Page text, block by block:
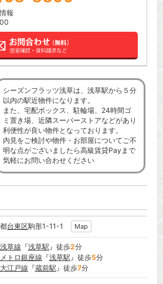
報
シーズンフラッツ浅草は、浅草駅から５分
以内の駅近物件になります。
また、宅配ボックス、駐輪場、24時間ゴ
ミ置き場、近隣スーパーストアなどがあり
利便性が良い物件となっております。
内見をご検討や物件・お部屋についてご不
明な点がございましたら高級賃貸Payまで
気軽にお問い合わせください
台東区駒形1-11-1 Map
草線 『浅草駅』徒歩2分
トロ銀座線 『浅草駅』徒歩5分
江戸線 『蔵前駅』徒歩7分